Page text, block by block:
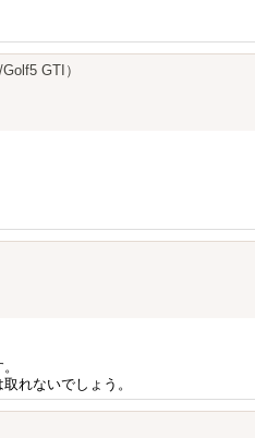
GTI）
れないでしょう。